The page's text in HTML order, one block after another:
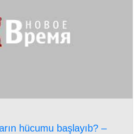
hücumu başlayıb? –